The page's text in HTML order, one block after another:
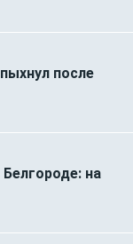
после
на